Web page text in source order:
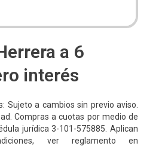
a 6
interés
Sujeto a cambios sin previo aviso.
Compras a cuotas por medio de
jurídica 3-101-575885. Aplican
ver reglamento en